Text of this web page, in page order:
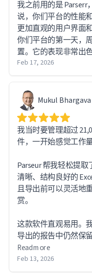
我之前用的是
说，你们平台的性能
更加直观的用户界面
你们平台的第一天，
置。它的表现非常出
Feb 17, 2026
Mukul Bhargava
我当时要管理超过
件，一开始感觉工作量
Parseur 帮我轻松提
清晰、结构良好的
且导出前可以灵活地
赏。
这款软件直观易用。
导出的报告中仍然保
便我在需要时查阅源文
处理如此庞大的数据
Read more
Feb 13, 2026